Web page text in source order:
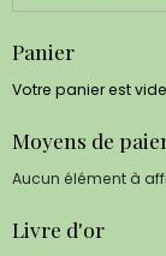
Panier
Votre panier est vide
Moyens de
Aucun élément à
Livre d'or